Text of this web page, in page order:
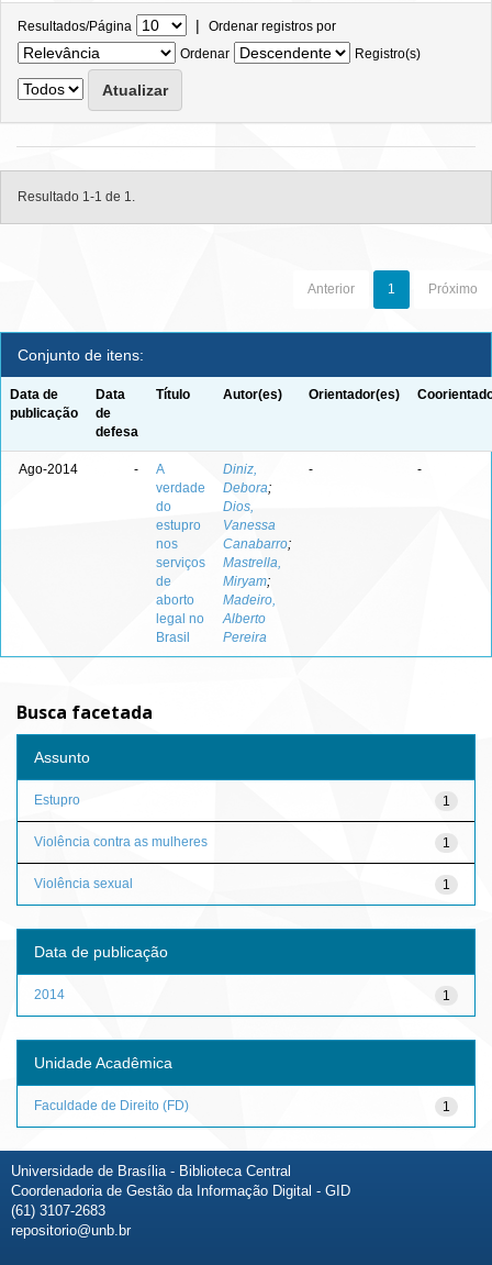
Resultados/Página | Ordenar registros por
Ordenar
Registro(s)
Resultado 1-1 de 1.
Anterior 1 Próximo
Conjunto de itens:
Data de
publicação
Data
de
defesa
Título Autor(es) Orientador(es)
Ago-2014 -
A
verdade
do
estupro
nos
serviços
de
aborto
legal no
Brasil
Diniz,
Debora;
Dios,
Vanessa
Canabarro;
Mastrella,
Miryam;
Madeiro,
Alberto
Pereira
- -
Busca facetada
Assunto
1
Estupro
1
Violência contra as mulheres
1
Violência sexual
Data de publicação
1
2014
Unidade Acadêmica
1
Faculdade de Direito (FD)
Universidade de Brasília - Biblioteca Central
Coordenadoria de Gestão da Informação Digital - GID
(61) 3107-2683
repositorio@unb.br